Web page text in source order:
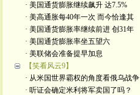
· 美国通货膨胀继续飙升 达7.5%
· 美高通胀每40年一次 而今恰逢其
· 美国通货膨胀率继续前进 创31年
· 美国通货膨胀率坐五望六
· 美联储会准备提早加息
【笑看风云9】
· 从米国世界霸权的角度看俄乌战争
· 听证会确定米利将军卖国了吗？